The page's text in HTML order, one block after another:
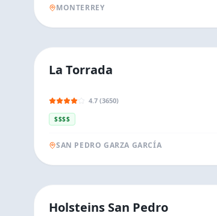
MONTERREY
La Torrada
4.7 (3650)
$$$$
SAN PEDRO GARZA GARCÍA
Holsteins San Pedro